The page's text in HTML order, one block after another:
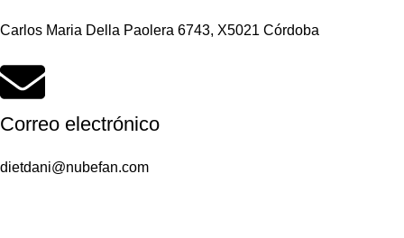
Carlos Maria Della Paolera 6743, X5021 Córdoba
Correo electrónico
dietdani@nubefan.com